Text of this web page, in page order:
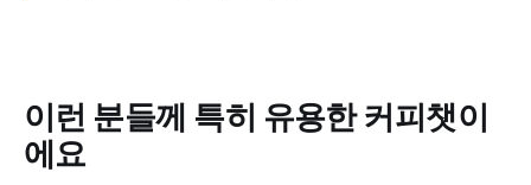
이런 분들께 특히 유용한 커피챗이
에요